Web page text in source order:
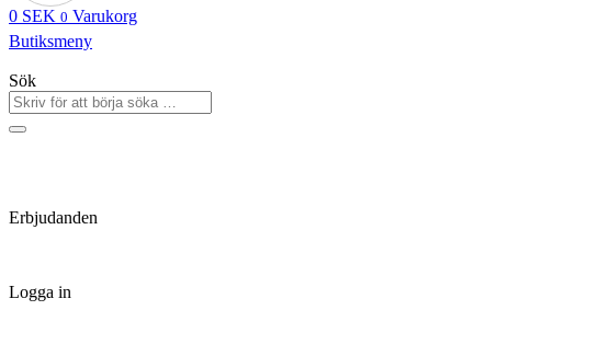
0 SEK 0 Varukorg
Butiksmeny
Sök
Erbjudanden
Logga in